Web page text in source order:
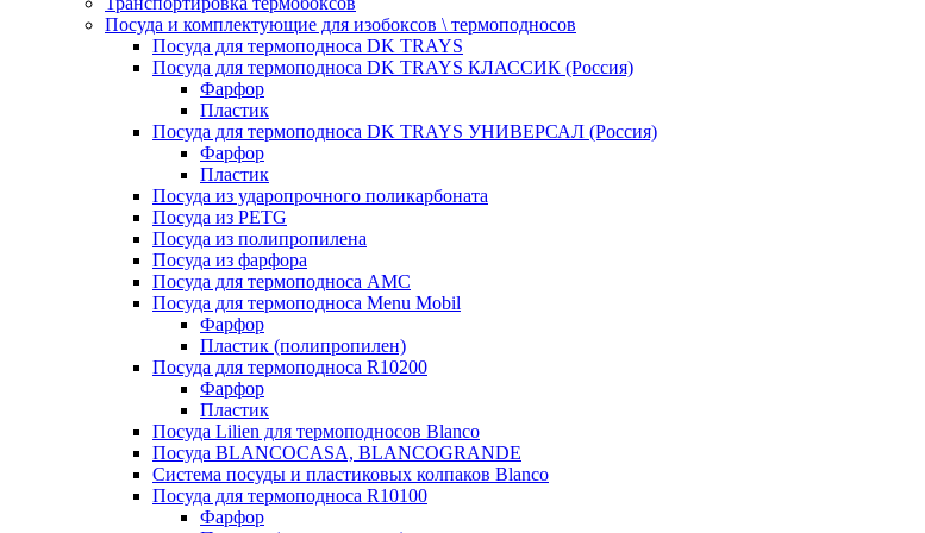
Посуда и комплектующие для изобоксов \ термоподносов
Посуда для термоподноса DK TRAYS
Посуда для термоподноса DK TRAYS КЛАССИК (Россия)
Фарфор
Пластик
Посуда для термоподноса DK TRAYS УНИВЕРСАЛ (Россия)
Фарфор
Пластик
Посуда из ударопрочного поликарбоната
Посуда из PETG
Посуда из полипропилена
Посуда из фарфора
Посуда для термоподноса AMC
Посуда для термоподноса Menu Mobil
Фарфор
Пластик (полипропилен)
Посуда для термоподноса R10200
Фарфор
Пластик
Посуда Lilien для термоподносов Blanco
Посуда BLANCOCASA, BLANCOGRANDE
Система посуды и пластиковых колпаков Blanco
Посуда для термоподноса R10100
Фарфор